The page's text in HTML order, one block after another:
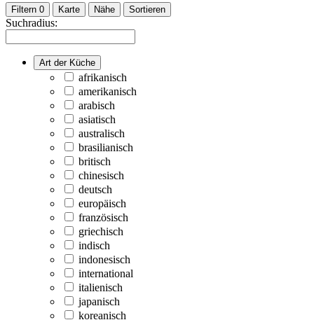
Filtern 0 Karte Nähe Sortieren
Suchradius:
Art der Küche
afrikanisch
amerikanisch
arabisch
asiatisch
australisch
brasilianisch
britisch
chinesisch
deutsch
europäisch
französisch
griechisch
indisch
indonesisch
international
italienisch
japanisch
koreanisch